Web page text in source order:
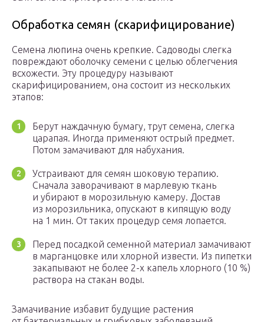
Обработка семян (скарифицирование)
Семена люпина очень крепкие. Садоводы слегка
повреждают оболочку семени с целью облегчения
всхожести. Эту процедуру называют
скарифицированием, она состоит из нескольких
этапов:
Берут наждачную бумагу, трут семена, слегка
царапая. Иногда применяют острый предмет.
Потом замачивают для набухания.
Устраивают для семян шоковую терапию.
Сначала заворачивают в марлевую ткань
и убирают в морозильную камеру. Достав
из морозильника, опускают в кипящую воду
на 1 мин. От таких процедур семя лопается.
Перед посадкой семенной материал замачивают
в марганцовке или хлорной извести. Из пипетки
закапывают не более 2-х капель хлорного (10 %)
раствора на стакан воды.
Замачивание избавит будущие растения